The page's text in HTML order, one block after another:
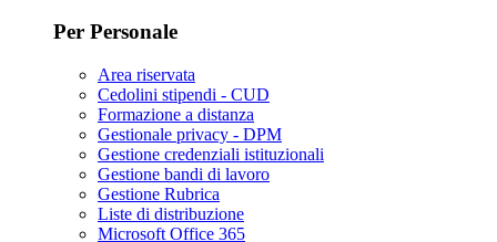
Per Personale
Area riservata
Cedolini stipendi - CUD
Formazione a distanza
Gestionale privacy - DPM
Gestione credenziali istituzionali
Gestione bandi di lavoro
Gestione Rubrica
Liste di distribuzione
Microsoft Office 365